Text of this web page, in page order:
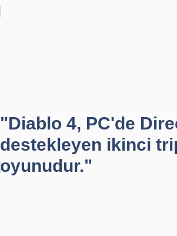
"Diablo 4, PC'de
destekleyen ikinci
oyunudur."